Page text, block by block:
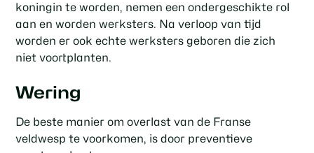
koningin te worden, nemen een ondergeschikte rol
aan en worden werksters. Na verloop van tijd
worden er ook echte werksters geboren die zich
niet voortplanten.
Wering
De beste manier om overlast van de Franse
veldwesp te voorkomen, is door preventieve